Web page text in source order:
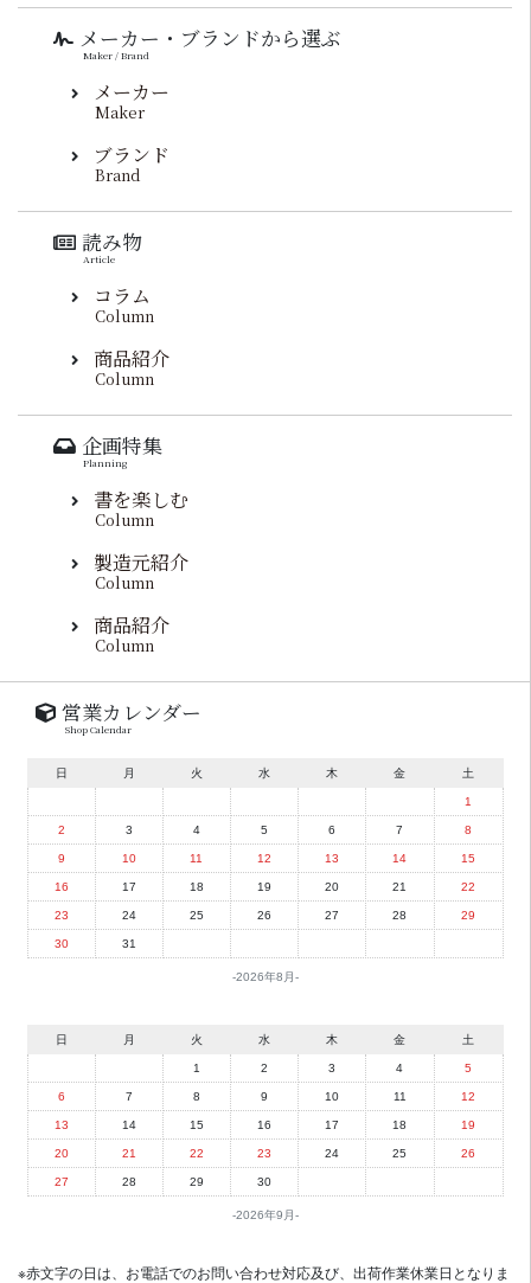
メーカー・ブランドから選ぶ
Maker / Brand
メーカー
Maker
ブランド
Brand
読み物
Article
コラム
Column
商品紹介
Column
企画特集
Planning
書を楽しむ
Column
製造元紹介
Column
商品紹介
Column
営業カレンダー
Shop Calendar
2026年8月
日 月 火 水 木 金 土
1
2 3 4 5 6 7 8
9 10 11 12 13 14 15
16 17 18 19 20 21 22
23 24 25 26 27 28 29
30 31
2026年9月
日 月 火 水 木 金 土
1 2 3 4 5
6 7 8 9 10 11 12
13 14 15 16 17 18 19
20 21 22 23 24 25 26
27 28 29 30
※赤文字の日は、お電話でのお問い合わせ対応及び、出荷作業休業日となりま